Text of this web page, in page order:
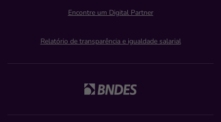
Encontre um Digital Partner
Relatório de transparência e igualdade salarial